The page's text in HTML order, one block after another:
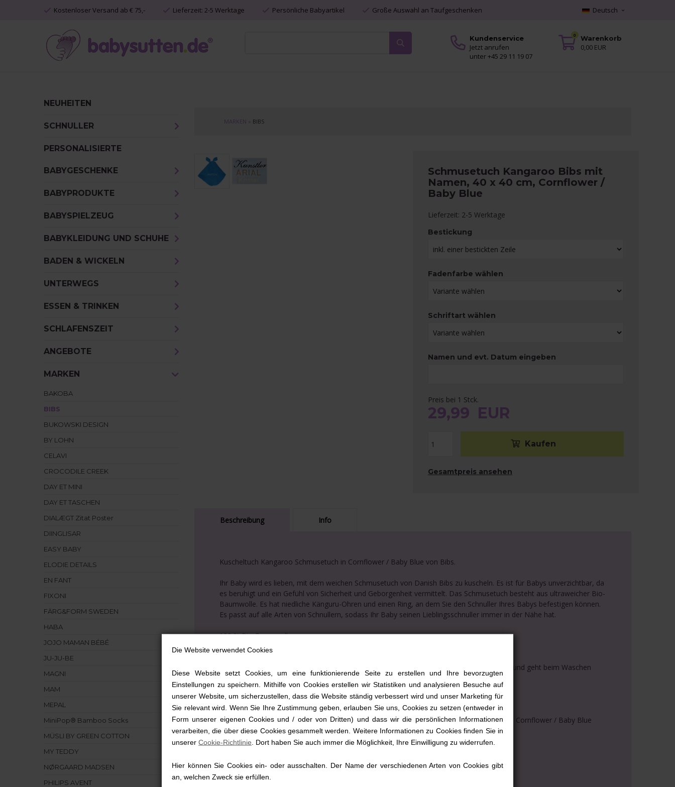
Die Website verwendet Cookies
Diese Website setzt Cookies, um eine funktionierende Seite zu erstellen und Ihre bevorzugten
Einstellungen zu speichern. Mithilfe von Cookies erstellen wir Statistiken und analysieren Besuche auf
unserer Website, um sicherzustellen, dass die Website ständig verbessert wird und unser Marketing für
Sie relevant wird. Wenn Sie Ihre Zustimmung geben, erlauben Sie uns, Cookies zu setzen (entweder in
Form unserer eigenen Cookies und / oder von Dritten) und dass wir die persönlichen Informationen
verarbeiten, die über diese Cookies gesammelt werden. Weitere Informationen zu Cookies finden Sie in
unserer Cookie-Richtlinie . Dort haben Sie auch immer die Möglichkeit, Ihre Einwilligung zu widerrufen.
Hier können Sie Cookies ein- oder ausschalten. Der Name der verschiedenen Arten von Cookies gibt
an, welchen Zweck sie erfüllen.
Kostenloser Versand ab € 75,- Lieferzeit: 2-5 Werktage Persönliche Babyartikel Große Auswahl an Taufgeschenken Deutsch
Kundenservice
Jetzt anrufen
unter +45 29 11 19 07
Warenkorb
0,00 EUR
0
NEUHEITEN
SCHNULLER
PERSONALISIERTE
BABYGESCHENKE
BABYPRODUKTE
BABYSPIELZEUG
BABYKLEIDUNG UND SCHUHE
BADEN & WICKELN
UNTERWEGS
ESSEN & TRINKEN
SCHLAFENSZEIT
ANGEBOTE
MARKEN
BAKOBA
BIBS
BUKOWSKI DESIGN
BY LOHN
CELAVI
CROCODILE CREEK
DAY ET MINI
DAY ET TASCHEN
DIALÆGT Zitat Poster
DIINGLISAR
EASY BABY
ELODIE DETAILS
EN FANT
FIXONI
FÄRG&FORM SWEDEN
HABA
JOJO MAMAN BÉBÉ
JU-JU-BE
MAGNI
MAM
MEPAL
MiniPop® Bamboo Socks
MÜSLI BY GREEN COTTON
MY TEDDY
NØRGAARD MADSEN
PHILIPS AVENT
MARKEN BIBS
Schmusetuch Kangaroo Bibs mit
Namen, 40 x 40 cm, Cornflower /
Baby Blue
Lieferzeit: 2-5 Werktage
Bestickung
Fadenfarbe wählen
Schriftart wählen
Namen und evt. Datum eingeben
Preis bei 1 Stck.
29,99 EUR
Gesamtpreis ansehen
Beschreibung Info
Kuscheltuch Kangaroo Schmusetuch in Cornflower / Baby Blue von Bibs.
Ihr Baby wird es lieben, mit dem weichen Schmusetuch von Danish Bibs zu kuscheln. Es ist für Babys unverzichtbar, da
es beruhigt und ein Gefühl von Sicherheit und Geborgenheit vermittelt. Das Schmusetuch besteht aus ultraweicher Bio-
Baumwolle. Es hat niedliche Känguru-Ohren und einen Ring, an dem Sie den Schnuller Ihres Babys befestigen können.
Es passt auf alle Arten von Schnullern, sodass Ihr Baby seinen Lieblingsschnuller immer in der Nähe hat.
100 % Bio-Baumwolle
100 % recycelbares Material
Vorgewaschen, das heißt, das Material ist ab dem ersten Gebrauch zu 100 % resorbierbar und geht beim Waschen
nicht ein
Hat eine niedliche Tasche, die einen Schnuller halten kann
Hat einen Ring, an dem der Schnuller Ihres Babys befestigt werden kann
Die bekannte dänische Schnullermarke hat diese köstlichen und weichen Schmusetücher in Cornflower / Baby Blue
hergestellt, die natürlich zu Schnullern mit Namen, Beißring und Lätzchen passen.
Das Schmusetuch wird gewaschen und verändert sich daher beim Waschen nicht.